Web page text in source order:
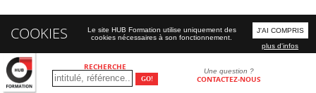
RECHERCHE Une question ?
CONTACTEZ-NOUS
COOKIES
Le site HUB Formation utilise uniquement des
cookies nécessaires à son fonctionnement.
J'AI COMPRIS
plus d'infos